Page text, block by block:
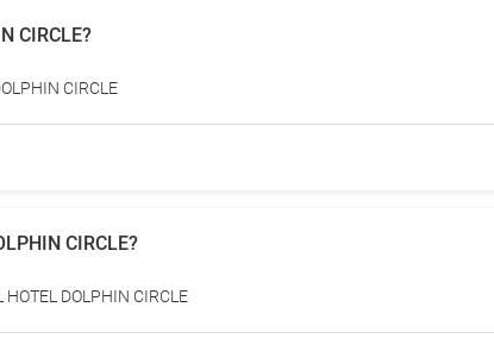
CIRCLE?
CIRCLE
CIRCLE?
DOLPHIN CIRCLE